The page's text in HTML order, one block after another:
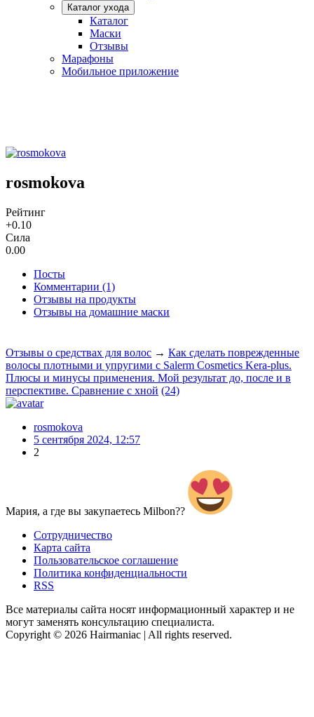
Каталог ухода
Каталог
Маски
Отзывы
Марафоны
Мобильное приложение
rosmokova
Рейтинг
+0.10
Сила
0.00
Посты
Комментарии (1)
Отзывы на продукты
Отзывы на домашние маски
Отзывы о средствах для волос → Как сделать поврежденные
волосы плотными и упругими с Salerm Cosmetics Kera-plus.
Плюсы и минусы применения. Мой результат до, после и в
перспективе. Сравнение с хной (24)
rosmokova
5 сентября 2024, 12:57
2
Мария, а где вы закупаетесь Milbon??
Сотрудничество
Карта сайта
Пользовательское соглашение
Политика конфиденциальности
RSS
Все материалы сайта носят информационный характер и не
могут заменять консультацию специалиста.
Copyright © 2026 Hairmaniac | All rights reserved.